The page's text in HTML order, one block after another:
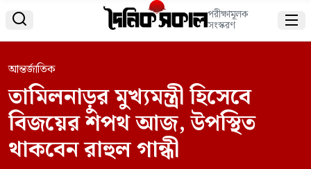
 পরীক্ষামূলক
সংস্করণ 
আন্তর্জাতিক
তামিলনাড়ুর মুখ্যমন্ত্রী হিসেবে
বিজয়ের শপথ আজ, উপস্থিত
থাকবেন রাহুল গান্ধী